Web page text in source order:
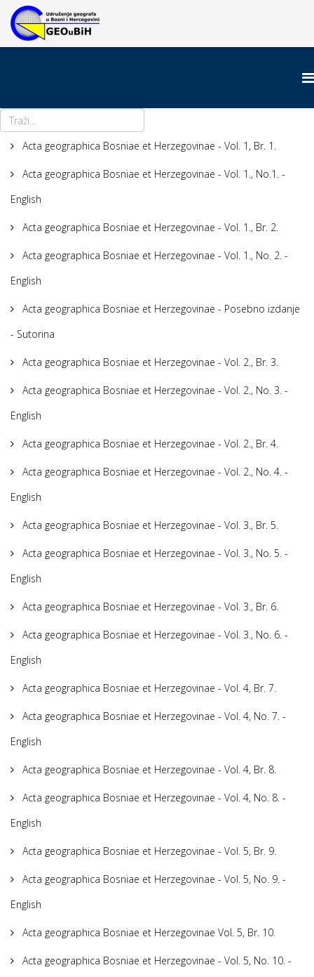
Acta geographica Bosniae et Herzegovinae - Vol. 1, Br. 1.
Acta geographica Bosniae et Herzegovinae - Vol. 1., No.1. -
English
Acta geographica Bosniae et Herzegovinae - Vol. 1., Br. 2.
Acta geographica Bosniae et Herzegovinae - Vol. 1., No. 2. -
English
Acta geographica Bosniae et Herzegovinae - Posebno izdanje
- Sutorina
Acta geographica Bosniae et Herzegovinae - Vol. 2., Br. 3.
Acta geographica Bosniae et Herzegovinae - Vol. 2., No. 3. -
English
Acta geographica Bosniae et Herzegovinae - Vol. 2., Br. 4.
Acta geographica Bosniae et Herzegovinae - Vol. 2., No. 4. -
English
Acta geographica Bosniae et Herzegovinae - Vol. 3., Br. 5.
Acta geographica Bosniae et Herzegovinae - Vol. 3., No. 5. -
English
Acta geographica Bosniae et Herzegovinae - Vol. 3., Br. 6.
Acta geographica Bosniae et Herzegovinae - Vol. 3., No. 6. -
English
Acta geographica Bosniae et Herzegovinae - Vol. 4, Br. 7.
Acta geographica Bosniae et Herzegovinae - Vol. 4, No. 7. -
English
Acta geographica Bosniae et Herzegovinae - Vol. 4, Br. 8.
Acta geographica Bosniae et Herzegovinae - Vol. 4, No. 8. -
English
Acta geographica Bosniae et Herzegovinae - Vol. 5, Br. 9.
Acta geographica Bosniae et Herzegovinae - Vol. 5, No. 9. -
English
Acta geographica Bosniae et Herzegovinae Vol. 5, Br. 10.
Acta geographica Bosniae et Herzegovinae - Vol. 5, No. 10. -